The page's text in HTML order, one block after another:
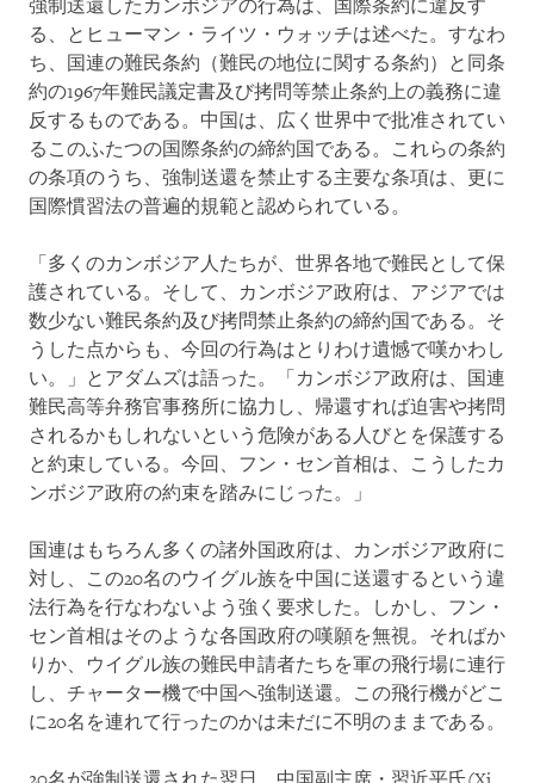
強制送還したカンボジアの行為は、国際条約に違反す
る、とヒューマン・ライツ・ウォッチは述べた。すなわ
ち、国連の難民条約（難民の地位に関する条約）と同条
約の1967年難民議定書及び拷問等禁止条約上の義務に違
反するものである。中国は、広く世界中で批准されてい
るこのふたつの国際条約の締約国である。これらの条約
の条項のうち、強制送還を禁止する主要な条項は、更に
国際慣習法の普遍的規範と認められている。
「多くのカンボジア人たちが、世界各地で難民として保
護されている。そして、カンボジア政府は、アジアでは
数少ない難民条約及び拷問禁止条約の締約国である。そ
うした点からも、今回の行為はとりわけ遺憾で嘆かわし
い。」とアダムズは語った。「カンボジア政府は、国連
難民高等弁務官事務所に協力し、帰還すれば迫害や拷問
されるかもしれないという危険がある人びとを保護する
と約束している。今回、フン・セン首相は、こうしたカ
ンボジア政府の約束を踏みにじった。」
国連はもちろん多くの諸外国政府は、カンボジア政府に
対し、この20名のウイグル族を中国に送還するという違
法行為を行なわないよう強く要求した。しかし、フン・
セン首相はそのような各国政府の嘆願を無視。そればか
りか、ウイグル族の難民申請者たちを軍の飛行場に連行
し、チャーター機で中国へ強制送還。この飛行機がどこ
に20名を連れて行ったのかは未だに不明のままである。